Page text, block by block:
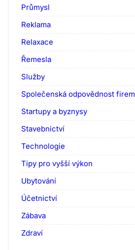
Průmysl
Reklama
Relaxace
Řemesla
Služby
Společenská odpovědnost firem
Startupy a byznysy
Stavebnictví
Technologie
Tipy pro vyšší výkon
Ubytování
Účetnictví
Zábava
Zdraví